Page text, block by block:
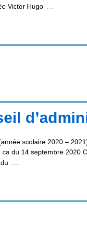
Victor Hugo …
scolaire 2020 –
du 14 septembre 2020
…